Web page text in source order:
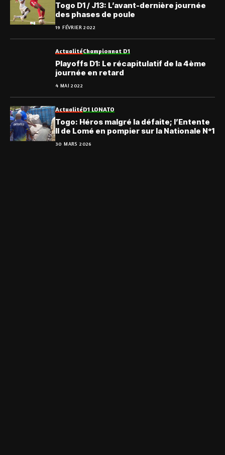
Togo D1 / J13: L’avant-dernière journée
des phases de poule
19 FÉVRIER 2022
ActualitéChampionnat D1
Playoffs D1: Le récapitulatif de la 4ème
journée en retard
4 MAI 2022
ActualitéD1 LONATO
Togo: Héros malgré la défaite; l’Entente
II de Lomé en pompier sur la Nationale N°1
30 MARS 2026